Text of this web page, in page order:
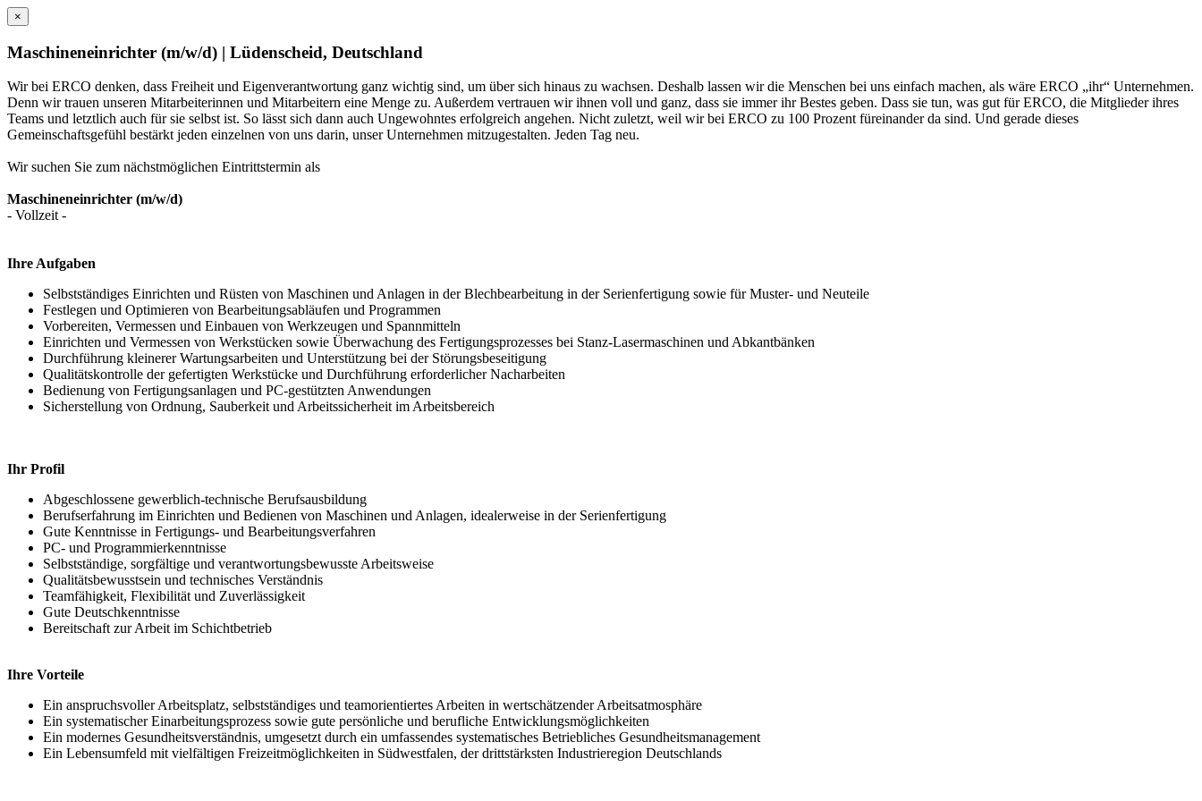
×
Maschineneinrichter (m/w/d) | Lüdenscheid, Deutschland
Wir bei ERCO denken, dass Freiheit und Eigenverantwortung ganz wichtig sind, um über sich hinaus zu wachsen. Deshalb lassen wir die Menschen bei uns einfach machen, als wäre ERCO „ihr“ Unternehmen.
Denn wir trauen unseren Mitarbeiterinnen und Mitarbeitern eine Menge zu. Außerdem vertrauen wir ihnen voll und ganz, dass sie immer ihr Bestes geben. Dass sie tun, was gut für ERCO, die Mitglieder ihres
Teams und letztlich auch für sie selbst ist. So lässt sich dann auch Ungewohntes erfolgreich angehen. Nicht zuletzt, weil wir bei ERCO zu 100 Prozent füreinander da sind. Und gerade dieses
Gemeinschaftsgefühl bestärkt jeden einzelnen von uns darin, unser Unternehmen mitzugestalten. Jeden Tag neu.
Wir suchen Sie zum nächstmöglichen Eintrittstermin als
Maschineneinrichter (m/w/d)
- Vollzeit -
Ihre Aufgaben
Selbstständiges Einrichten und Rüsten von Maschinen und Anlagen in der Blechbearbeitung in der Serienfertigung sowie für Muster- und Neuteile
Festlegen und Optimieren von Bearbeitungsabläufen und Programmen
Vorbereiten, Vermessen und Einbauen von Werkzeugen und Spannmitteln
Einrichten und Vermessen von Werkstücken sowie Überwachung des Fertigungsprozesses bei Stanz-Lasermaschinen und Abkantbänken
Durchführung kleinerer Wartungsarbeiten und Unterstützung bei der Störungsbeseitigung
Qualitätskontrolle der gefertigten Werkstücke und Durchführung erforderlicher Nacharbeiten
Bedienung von Fertigungsanlagen und PC-gestützten Anwendungen
Sicherstellung von Ordnung, Sauberkeit und Arbeitssicherheit im Arbeitsbereich
Ihr Profil
Abgeschlossene gewerblich-technische Berufsausbildung
Berufserfahrung im Einrichten und Bedienen von Maschinen und Anlagen, idealerweise in der Serienfertigung
Gute Kenntnisse in Fertigungs- und Bearbeitungsverfahren
PC- und Programmierkenntnisse
Selbstständige, sorgfältige und verantwortungsbewusste Arbeitsweise
Qualitätsbewusstsein und technisches Verständnis
Teamfähigkeit, Flexibilität und Zuverlässigkeit
Gute Deutschkenntnisse
Bereitschaft zur Arbeit im Schichtbetrieb
Ihre Vorteile
Ein anspruchsvoller Arbeitsplatz, selbstständiges und teamorientiertes Arbeiten in wertschätzender Arbeitsatmosphäre
Ein systematischer Einarbeitungsprozess sowie gute persönliche und berufliche Entwicklungsmöglichkeiten
Ein modernes Gesundheitsverständnis, umgesetzt durch ein umfassendes systematisches Betriebliches Gesundheitsmanagement
Ein Lebensumfeld mit vielfältigen Freizeitmöglichkeiten in Südwestfalen, der drittstärksten Industrieregion Deutschlands